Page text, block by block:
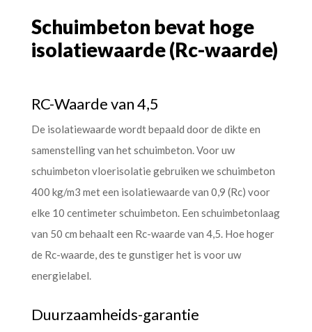
Schuimbeton bevat hoge
isolatiewaarde (Rc-waarde)
RC-Waarde van 4,5
De isolatiewaarde wordt bepaald door de dikte en
samenstelling van het schuimbeton. Voor uw
schuimbeton vloerisolatie gebruiken we schuimbeton
400 kg/m3 met een isolatiewaarde van 0,9 (Rc) voor
elke 10 centimeter schuimbeton. Een schuimbetonlaag
van 50 cm behaalt een Rc-waarde van 4,5. Hoe hoger
de Rc-waarde, des te gunstiger het is voor uw
energielabel.
Duurzaamheids-garantie